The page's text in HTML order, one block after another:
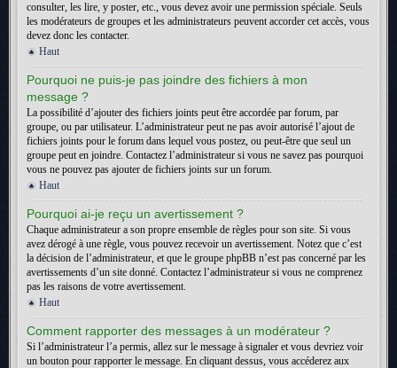
consulter, les lire, y poster, etc., vous devez avoir une permission spéciale. Seuls
les modérateurs de groupes et les administrateurs peuvent accorder cet accès, vous
devez donc les contacter.
Haut
Pourquoi ne puis-je pas joindre des fichiers à mon
message ?
La possibilité d’ajouter des fichiers joints peut être accordée par forum, par
groupe, ou par utilisateur. L’administrateur peut ne pas avoir autorisé l’ajout de
fichiers joints pour le forum dans lequel vous postez, ou peut-être que seul un
groupe peut en joindre. Contactez l’administrateur si vous ne savez pas pourquoi
vous ne pouvez pas ajouter de fichiers joints sur un forum.
Haut
Pourquoi ai-je reçu un avertissement ?
Chaque administrateur a son propre ensemble de règles pour son site. Si vous
avez dérogé à une règle, vous pouvez recevoir un avertissement. Notez que c’est
la décision de l’administrateur, et que le groupe phpBB n’est pas concerné par les
avertissements d’un site donné. Contactez l’administrateur si vous ne comprenez
pas les raisons de votre avertissement.
Haut
Comment rapporter des messages à un modérateur ?
Si l’administrateur l’a permis, allez sur le message à signaler et vous devriez voir
un bouton pour rapporter le message. En cliquant dessus, vous accéderez aux